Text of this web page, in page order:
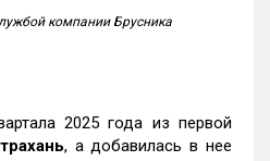
компании Брусника
2025 года из первой
, а добавилась в нее